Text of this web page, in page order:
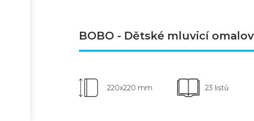
BOBO - Dětské mluvicí
220x220 mm 23 listů